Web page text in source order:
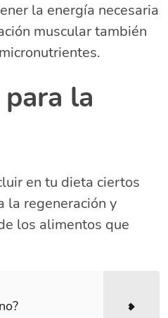
la energía necesaria
muscular también
la
en tu dieta ciertos
la regeneración y
los alimentos que